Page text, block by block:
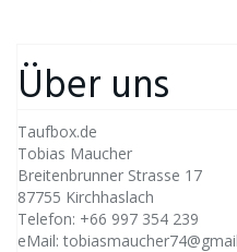
Über uns
Taufbox.de
Tobias Maucher
Breitenbrunner Strasse 17
87755 Kirchhaslach
Telefon: +66 997 354 239
eMail: